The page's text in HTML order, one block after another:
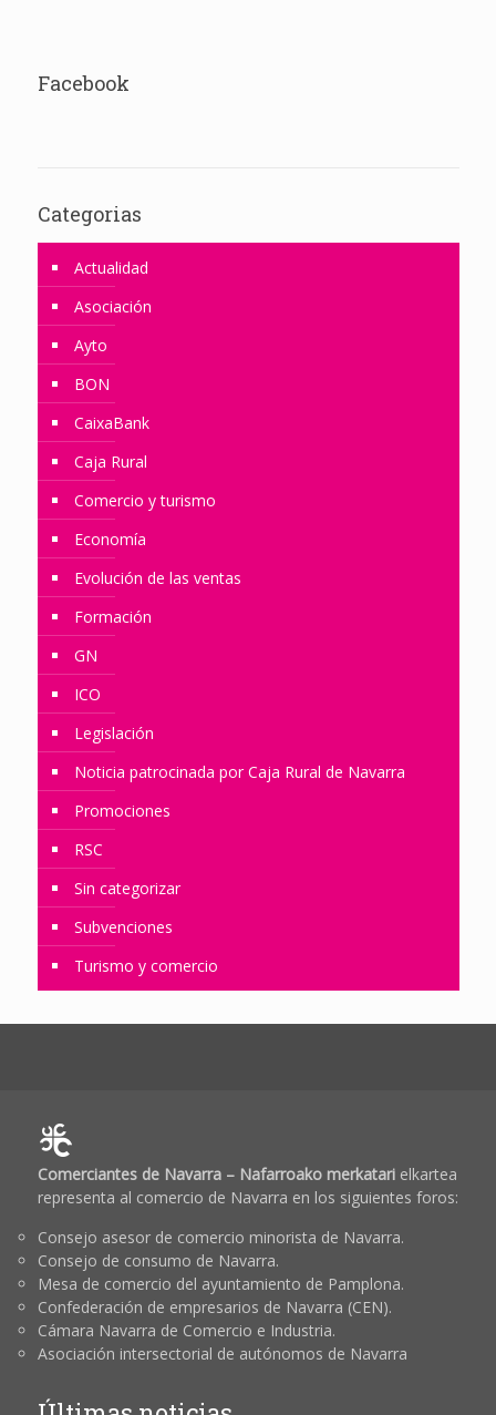
Facebook
Categorias
Actualidad
Asociación
Ayto
BON
CaixaBank
Caja Rural
Comercio y turismo
Economía
Evolución de las ventas
Formación
GN
ICO
Legislación
Noticia patrocinada por Caja Rural de Navarra
Promociones
RSC
Sin categorizar
Subvenciones
Turismo y comercio
Comerciantes de Navarra – Nafarroako merkatarielkartea
representa al comercio de Navarra en los siguientes foros:
Consejo asesor de comercio minorista de Navarra.
Consejo de consumo de Navarra.
Mesa de comercio del ayuntamiento de Pamplona.
Confederación de empresarios de Navarra (CEN).
Cámara Navarra de Comercio e Industria.
Asociación intersectorial de autónomos de Navarra